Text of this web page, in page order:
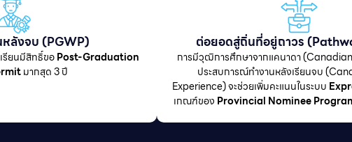
หลังจบ (PGWP)
รียนมีสิทธิ์ขอPost-Graduation
มากสุด 3 ปี
ต่อยอดสู่ถิ่นที่อยู่ถาวร
การมีวุฒิการศึกษาจากแคนาดา
ประสบการณ์ทำงานหลังเรียนจบ
Experience) จะช่วยเพิ่มคะแนนในระบบ
เกณฑ์ของ Provincial Nominee